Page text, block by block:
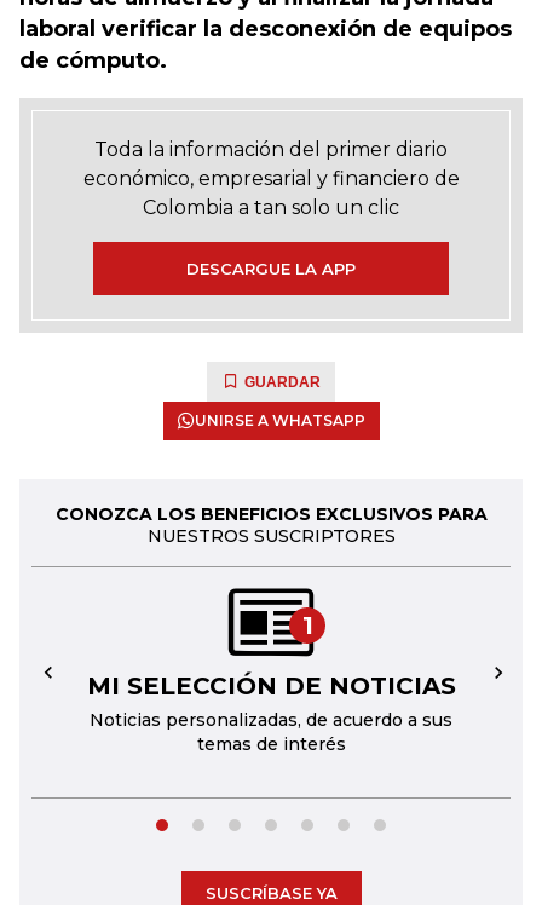
laboral verificar la desconexión de equipos
de cómputo.
Toda la información del primer diario
económico, empresarial y financiero de
Colombia a tan solo un clic
DESCARGUE LA APP
GUARDAR
UNIRSE A WHATSAPP
CONOZCA LOS BENEFICIOS EXCLUSIVOS PARA
NUESTROS SUSCRIPTORES
1
MI SELECCIÓN DE NOTICIAS
Noticias personalizadas, de acuerdo a sus
temas de interés
← →
SUSCRÍBASE YA